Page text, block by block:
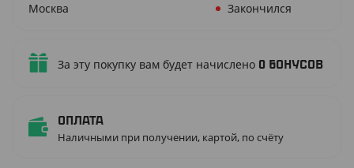
Москва
Закончился
За эту покупку вам будет начислено 0 бонусов
Оплата
Наличными при получении, картой, по счёту